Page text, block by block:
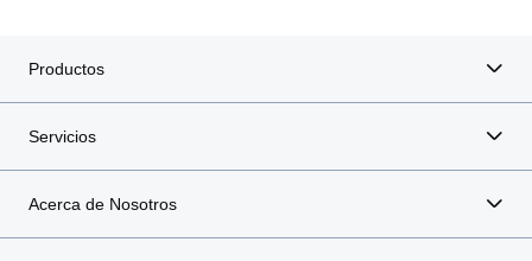
Productos
Servicios
Acerca de Nosotros